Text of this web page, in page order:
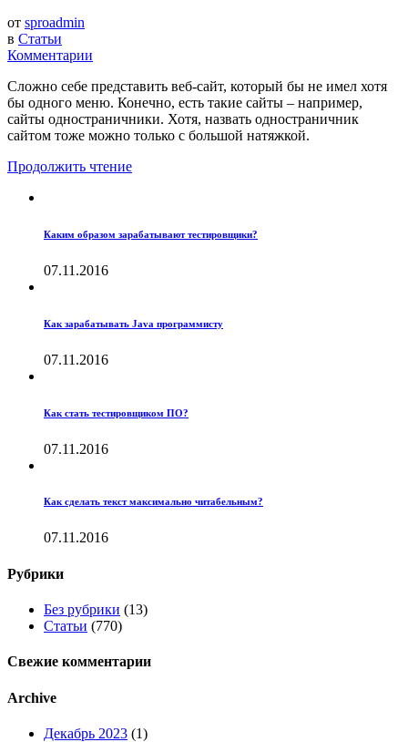
от sproadmin
в Статьи
Комментарии
Сложно себе представить веб-сайт, который бы не имел хотя
бы одного меню. Конечно, есть такие сайты – например,
сайты одностраничники. Хотя, назвать одностраничник
сайтом тоже можно только с большой натяжкой.
Продолжить чтение
Каким образом зарабатывают тестировщики?
07.11.2016
Как зарабатывать Java программисту
07.11.2016
Как стать тестировщиком ПО?
07.11.2016
Как сделать текст максимально читабельным?
07.11.2016
Рубрики
Без рубрики (13)
Статьи (770)
Свежие комментарии
Archive
Декабрь 2023 (1)